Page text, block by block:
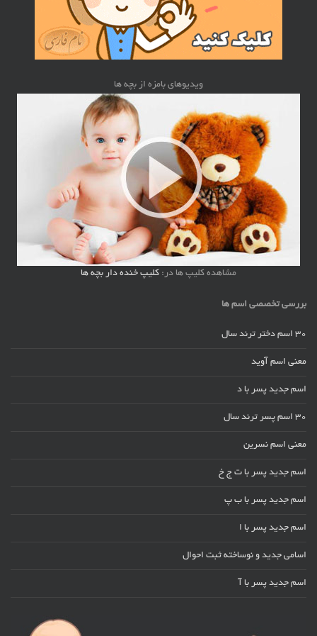
ویدیوهای بامزه از بچه ها
مشاهده کلیپ ها در: کلیپ خنده دار بچه ها
بررسی تخصصی اسم ها
30 اسم دختر ترند سال
معنی اسم آوید
اسم جدید پسر با د
30 اسم پسر ترند سال
معنی اسم نسرین
اسم جدید پسر با ت ج خ
اسم جدید پسر با ب پ
اسم جدید پسر با ا
اسامی جدید و نوساخته ثبت احوال
اسم جدید پسر با آ